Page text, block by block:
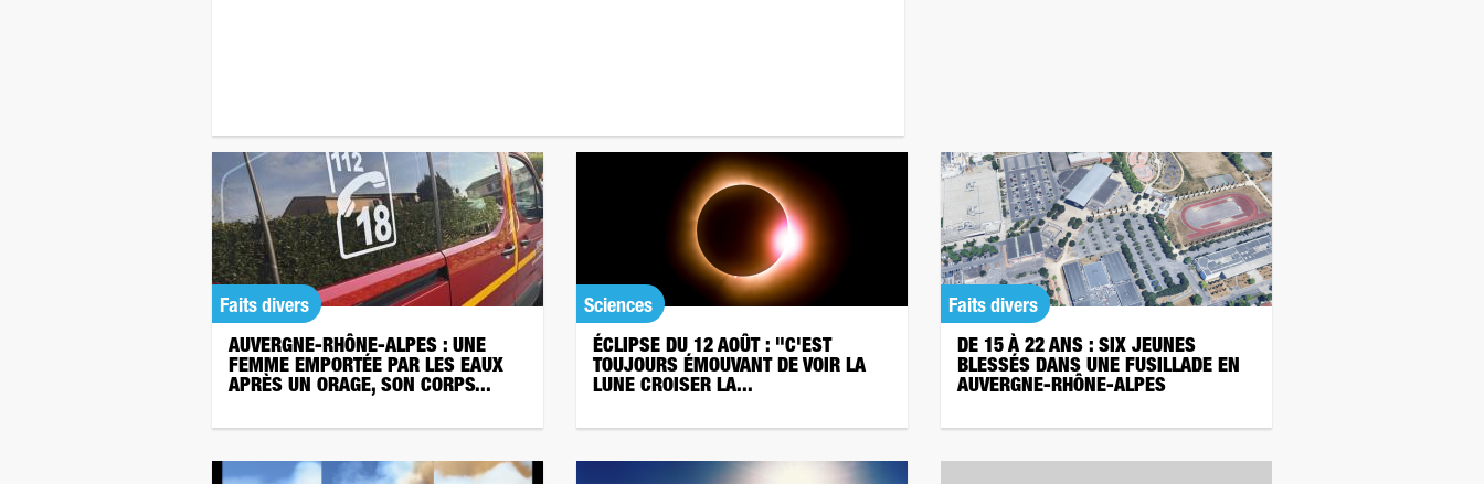
Faits divers
AUVERGNE-RHÔNE-ALPES : UNE
FEMME EMPORTÉE PAR LES EAUX
APRÈS UN ORAGE, SON CORPS...
Sciences
ÉCLIPSE DU 12 AOÛT : "C'EST
TOUJOURS ÉMOUVANT DE VOIR LA
LUNE CROISER LA...
Faits divers
DE 15 À 22 ANS : SIX JEUNES
BLESSÉS DANS UNE FUSILLADE EN
AUVERGNE-RHÔNE-ALPES